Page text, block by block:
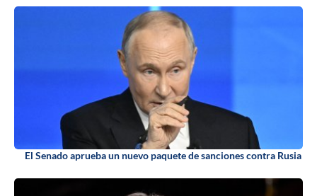
El Senado aprueba un nuevo paquete de sanciones contra Rusia